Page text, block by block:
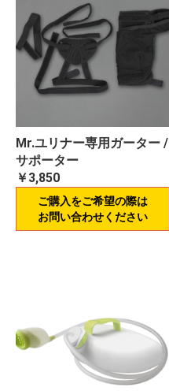
Mr.ユリナー専用ガーター /
サポーター
￥3,850
ご購入をご希望の際は
お問い合わせください